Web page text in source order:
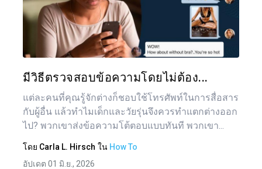
มีวิธีตรวจสอบข้อความโดยไม่ต้อง...
แต่ละคนที่คุณรู้จักต่างก็ชอบใช้โทรศัพท์ในการสื่อสาร
กับผู้อื่น แล้วทำไมเด็กและวัยรุ่นจึงควรทำแตกต่างออก
ไป? พวกเขาส่งข้อความโต้ตอบแบบทันที พวกเขา...
โดย Carla L. Hirsch ใน How To
อัปเดต 01 มิ.ย., 2026